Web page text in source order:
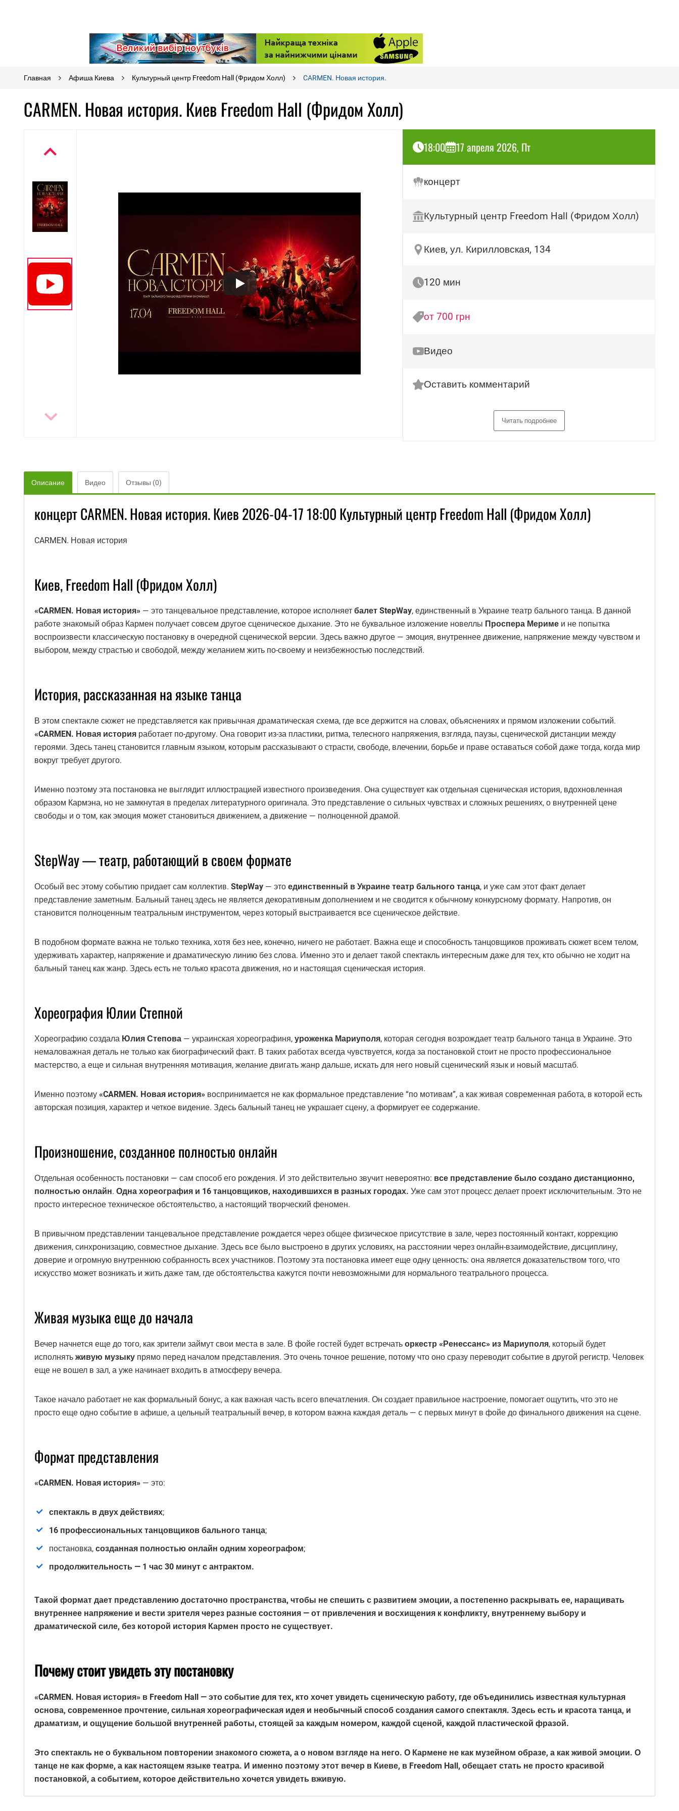
Главная Афиша Киева Культурный центр Freedom Hall (Фридом Холл) CARMEN. Новая история.
CARMEN. Новая история. Киев Freedom Hall (Фридом Холл)
18:00 17 апреля 2026, Пт
концерт
Культурный центр Freedom Hall (Фридом Холл)
Киев, ул. Кирилловская, 134
120 мин
от 700 грн
Видео
Оставить комментарий
Читать подробнее
Описание Видео Отзывы (0)
концерт CARMEN. Новая история. Киев 2026-04-17 18:00 Культурный центр Freedom Hall (Фридом Холл)
CARMEN. Новая история
Киев, Freedom Hall (Фридом Холл)
«CARMEN. Новая история» — это танцевальное представление, которое исполняет балет StepWay, единственный в Украине театр бального танца. В данной
работе знакомый образ Кармен получает совсем другое сценическое дыхание. Это не буквальное изложение новеллы Проспера Мериме и не попытка
воспроизвести классическую постановку в очередной сценической версии. Здесь важно другое — эмоция, внутреннее движение, напряжение между чувством и
выбором, между страстью и свободой, между желанием жить по-своему и неизбежностью последствий.
История, рассказанная на языке танца
В этом спектакле сюжет не представляется как привычная драматическая схема, где все держится на словах, объяснениях и прямом изложении событий.
«CARMEN. Новая история работает по-другому. Она говорит из-за пластики, ритма, телесного напряжения, взгляда, паузы, сценической дистанции между
героями. Здесь танец становится главным языком, которым рассказывают о страсти, свободе, влечении, борьбе и праве оставаться собой даже тогда, когда мир
вокруг требует другого.
Именно поэтому эта постановка не выглядит иллюстрацией известного произведения. Она существует как отдельная сценическая история, вдохновленная
образом Кармэна, но не замкнутая в пределах литературного оригинала. Это представление о сильных чувствах и сложных решениях, о внутренней цене
свободы и о том, как эмоция может становиться движением, а движение — полноценной драмой.
StepWay — театр, работающий в своем формате
Особый вес этому событию придает сам коллектив. StepWay — это единственный в Украине театр бального танца, и уже сам этот факт делает
представление заметным. Бальный танец здесь не является декоративным дополнением и не сводится к обычному конкурсному формату. Напротив, он
становится полноценным театральным инструментом, через который выстраивается все сценическое действие.
В подобном формате важна не только техника, хотя без нее, конечно, ничего не работает. Важна еще и способность танцовщиков проживать сюжет всем телом,
удерживать характер, напряжение и драматическую линию без слова. Именно это и делает такой спектакль интересным даже для тех, кто обычно не ходит на
бальный танец как жанр. Здесь есть не только красота движения, но и настоящая сценическая история.
Хореография Юлии Степной
Хореографию создала Юлия Степова — украинская хореографиня, уроженка Мариуполя, которая сегодня возрождает театр бального танца в Украине. Это
немаловажная деталь не только как биографический факт. В таких работах всегда чувствуется, когда за постановкой стоит не просто профессиональное
мастерство, а еще и сильная внутренняя мотивация, желание двигать жанр дальше, искать для него новый сценический язык и новый масштаб.
Именно поэтому «CARMEN. Новая история» воспринимается не как формальное представление “по мотивам”, а как живая современная работа, в которой есть
авторская позиция, характер и четкое видение. Здесь бальный танец не украшает сцену, а формирует ее содержание.
Произношение, созданное полностью онлайн
Отдельная особенность постановки — сам способ его рождения. И это действительно звучит невероятно: все представление было создано дистанционно,
полностью онлайн. Одна хореография и 16 танцовщиков, находившихся в разных городах. Уже сам этот процесс делает проект исключительным. Это не
просто интересное техническое обстоятельство, а настоящий творческий феномен.
В привычном представлении танцевальное представление рождается через общее физическое присутствие в зале, через постоянный контакт, коррекцию
движения, синхронизацию, совместное дыхание. Здесь все было выстроено в других условиях, на расстоянии через онлайн-взаимодействие, дисциплину,
доверие и огромную внутреннюю собранность всех участников. Поэтому эта постановка имеет еще одну ценность: она является доказательством того, что
искусство может возникать и жить даже там, где обстоятельства кажутся почти невозможными для нормального театрального процесса.
Живая музыка еще до начала
Вечер начнется еще до того, как зрители займут свои места в зале. В фойе гостей будет встречать оркестр «Ренессанс» из Мариуполя, который будет
исполнять живую музыку прямо перед началом представления. Это очень точное решение, потому что оно сразу переводит событие в другой регистр. Человек
еще не вошел в зал, а уже начинает входить в атмосферу вечера.
Такое начало работает не как формальный бонус, а как важная часть всего впечатления. Он создает правильное настроение, помогает ощутить, что это не
просто еще одно событие в афише, а цельный театральный вечер, в котором важна каждая деталь — с первых минут в фойе до финального движения на сцене.
Формат представления
«CARMEN. Новая история» — это:
спектакль в двух действиях;
16 профессиональных танцовщиков бального танца;
постановка, созданная полностью онлайн одним хореографом;
продолжительность — 1 час 30 минут с антрактом.
Такой формат дает представлению достаточно пространства, чтобы не спешить с развитием эмоции, а постепенно раскрывать ее, наращивать
внутреннее напряжение и вести зрителя через разные состояния — от привлечения и восхищения к конфликту, внутреннему выбору и
драматической силе, без которой история Кармен просто не существует.
Почему стоит увидеть эту постановку
«CARMEN. Новая история» в Freedom Hall — это событие для тех, кто хочет увидеть сценическую работу, где объединились известная культурная
основа, современное прочтение, сильная хореографическая идея и необычный способ создания самого спектакля. Здесь есть и красота танца, и
драматизм, и ощущение большой внутренней работы, стоящей за каждым номером, каждой сценой, каждой пластической фразой.
Это спектакль не о буквальном повторении знакомого сюжета, а о новом взгляде на него. О Кармене не как музейном образе, а как живой эмоции. О
танце не как форме, а как настоящем языке театра. И именно поэтому этот вечер в Киеве, в Freedom Hall, обещает стать не просто красивой
постановкой, а событием, которое действительно хочется увидеть вживую.